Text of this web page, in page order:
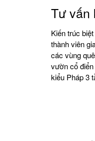
Tư vấn
Kiến trúc
thành viên
các vùng
vườn cổ
kiểu Pháp 3